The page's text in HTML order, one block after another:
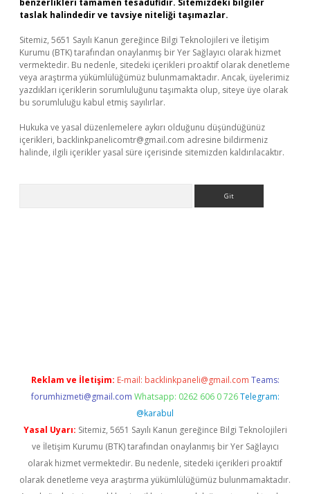
benzerlikleri tamamen tesadüfidir. Sitemizdeki bilgiler
taslak halindedir ve tavsiye niteliği taşımazlar.
Sitemiz, 5651 Sayılı Kanun gereğince Bilgi Teknolojileri ve İletişim
Kurumu (BTK) tarafından onaylanmış bir Yer Sağlayıcı olarak hizmet
vermektedir. Bu nedenle, sitedeki içerikleri proaktif olarak denetleme
veya araştırma yükümlülüğümüz bulunmamaktadır. Ancak, üyelerimiz
yazdıkları içeriklerin sorumluluğunu taşımakta olup, siteye üye olarak
bu sorumluluğu kabul etmiş sayılırlar.
Hukuka ve yasal düzenlemelere aykırı olduğunu düşündüğünüz
içerikleri, backlinkpanelicomtr@gmail.com adresine bildirmeniz
halinde, ilgili içerikler yasal süre içerisinde sitemizden kaldırılacaktır.
Reklam ve İletişim: E-mail: backlinkpaneli@gmail.com Teams:
forumhizmeti@gmail.com Whatsapp: 0262 606 0 726 Telegram:
@karabul
Yasal Uyarı: Sitemiz, 5651 Sayılı Kanun gereğince Bilgi Teknolojileri
ve İletişim Kurumu (BTK) tarafından onaylanmış bir Yer Sağlayıcı
olarak hizmet vermektedir. Bu nedenle, sitedeki içerikleri proaktif
olarak denetleme veya araştırma yükümlülüğümüz bulunmamaktadır.